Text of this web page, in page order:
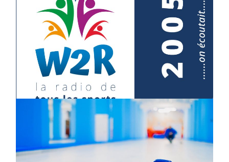
EN 2005 ON ÉCOUTAIT
05/02/2025